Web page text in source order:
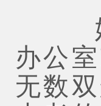
她们
办公
无数